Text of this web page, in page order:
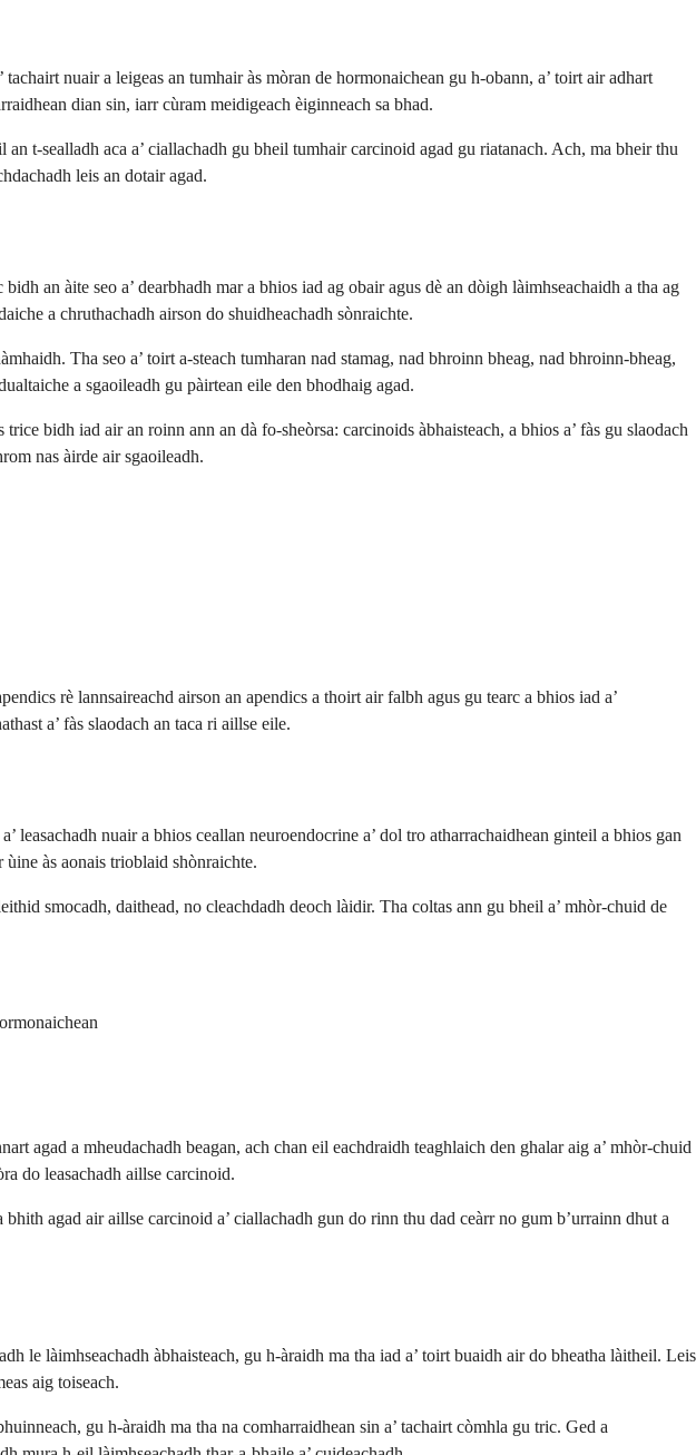
nuair a leigeas an tumhair às mòran de hormonaichean gu h-obann, a’ toirt air adhart
dian sin, iarr cùram meidigeach èiginneach sa bhad.
t-sealladh aca a’ ciallachadh gu bheil tumhair carcinoid agad gu riatanach. Ach, ma bheir thu
leis an dotair agad.
an àite seo a’ dearbhadh mar a bhios iad ag obair agus dè an dòigh làimhseachaidh a tha ag
a chruthachadh airson do shuidheachadh sònraichte.
Tha seo a’ toirt a-steach tumharan nad stamag, nad bhroinn bheag, nad bhroinn-bheag,
a sgaoileadh gu pàirtean eile den bhodhaig agad.
bidh iad air an roinn ann an dà fo-sheòrsa: carcinoids àbhaisteach, a bhios a’ fàs gu slaodach
nas àirde air sgaoileadh.
rè lannsaireachd airson an apendics a thoirt air falbh agus gu tearc a bhios iad a’
a’ fàs slaodach an taca ri aillse eile.
nuair a bhios ceallan neuroendocrine a’ dol tro atharrachaidhean ginteil a bhios gan
às aonais trioblaid shònraichte.
smocadh, daithead, no cleachdadh deoch làidir. Tha coltas ann gu bheil a’ mhòr-chuid de
agad a mheudachadh beagan, ach chan eil eachdraidh teaghlaich den ghalar aig a’ mhòr-chuid
do leasachadh aillse carcinoid.
agad air aillse carcinoid a’ ciallachadh gun do rinn thu dad ceàrr no gum b’urrainn dhut a
le làimhseachadh àbhaisteach, gu h-àraidh ma tha iad a’ toirt buaidh air do bheatha làitheil. Leis
aig toiseach.
gu h-àraidh ma tha na comharraidhean sin a’ tachairt còmhla gu tric. Ged a